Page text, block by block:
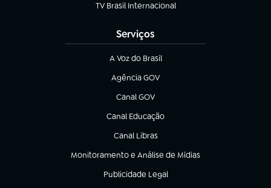
TV Brasil Internacional
(abre em nova aba)
Serviços
A Voz do Brasil
(abre em nova aba)
Agência GOV
(abre em nova aba)
Canal GOV
(abre em nova aba)
Canal Educação
(abre em nova aba)
Canal Libras
(abre em nova aba)
Monitoramento e Análise de Mídias
(abre em nova aba)
Publicidade Legal
(abre em nova aba)